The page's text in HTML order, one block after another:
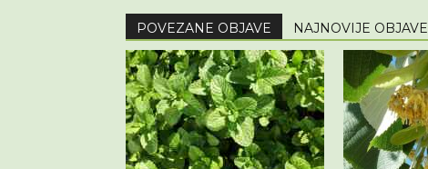
POVEZANE OBJAVE NAJNOVIJE OBJAVE